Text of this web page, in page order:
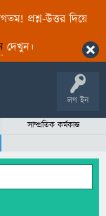
প্রশ্ন-উত্তর দিয়ে
দেখুন।
লগ ইন
সাম্প্রতিক কর্মকান্ড